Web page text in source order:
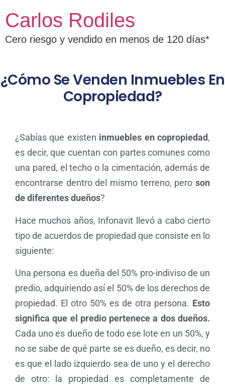
Carlos Rodiles
Cero riesgo y vendido en menos de 120 días*
¿Cómo Se Venden Inmuebles En
Copropiedad?
¿Sabías que existen inmuebles en copropiedad,
es decir, que cuentan con partes comunes como
una pared, el techo o la cimentación, además de
encontrarse dentro del mismo terreno, pero son
de diferentes dueños?
Hace muchos años, Infonavit llevó a cabo cierto
tipo de acuerdos de propiedad que consiste en lo
siguiente:
Una persona es dueña del 50% pro-indiviso de un
predio, adquiriendo así el 50% de los derechos de
propiedad. El otro 50% es de otra persona. Esto
significa que el predio pertenece a dos dueños.
Cada uno es dueño de todo ese lote en un 50%, y
no se sabe de qué parte se es dueño, es decir, no
es que el lado izquierdo sea de uno y el derecho
de otro: la propiedad es completamente de